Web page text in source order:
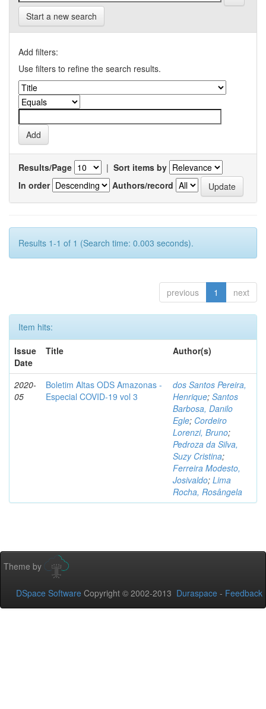
Start a new search
Add filters:
Use filters to refine the search results.
Results/Page | Sort items by
In order
Authors/record
Results 1-1 of 1 (Search time: 0.003 seconds).
previous 1 next
Item hits:
Issue
Date
Title Author(s)
2020-
05
Boletim Altas ODS Amazonas -
Especial COVID-19 vol 3
dos Santos Pereira,
Henrique; Santos
Barbosa, Danilo
Egle; Cordeiro
Lorenzi, Bruno;
Pedroza da Silva,
Suzy Cristina;
Ferreira Modesto,
Josivaldo; Lima
Rocha, Rosângela
Theme by
DSpace Software Copyright © 2002-2013 Duraspace - Feedback